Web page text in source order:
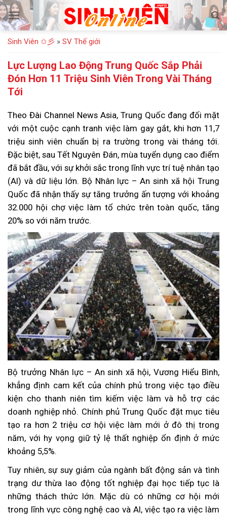
Bỏ
qua
nội
dung
Sinh Viên ✩彡 » SV Thế giới
Lực Lượng Lao Động Trung Quốc Sắp Phải
Đón Hơn 11 Triệu Sinh Viên Trong Vài Tháng
Tới
Theo Đài Channel News Asia, Trung Quốc đang đối mặt
với một cuộc cạnh tranh việc làm gay gắt, khi hơn 11,7
triệu sinh viên chuẩn bị ra trường trong vài tháng tới.
Đặc biệt, sau Tết Nguyên Đán, mùa tuyển dụng cao điểm
đã bắt đầu, với sự khởi sắc trong lĩnh vực trí tuệ nhân tạo
(AI) và dữ liệu lớn. Bộ Nhân lực – An sinh xã hội Trung
Quốc đã nhận thấy sự tăng trưởng ấn tượng với khoảng
32.000 hội chợ việc làm tổ chức trên toàn quốc, tăng
20% so với năm trước.
Bộ trưởng Nhân lực – An sinh xã hội, Vương Hiểu Bình,
khẳng định cam kết của chính phủ trong việc tạo điều
kiện cho thanh niên tìm kiếm việc làm và hỗ trợ các
doanh nghiệp nhỏ. Chính phủ Trung Quốc đặt mục tiêu
tạo ra hơn 2 triệu cơ hội việc làm mới ở đô thị trong
năm, với hy vọng giữ tỷ lệ thất nghiệp ổn định ở mức
khoảng 5,5%.
Tuy nhiên, sự suy giảm của ngành bất động sản và tình
trạng dư thừa lao động tốt nghiệp đại học tiếp tục là
những thách thức lớn. Mặc dù có những cơ hội mới
trong lĩnh vực công nghệ cao và AI, việc tạo ra việc làm